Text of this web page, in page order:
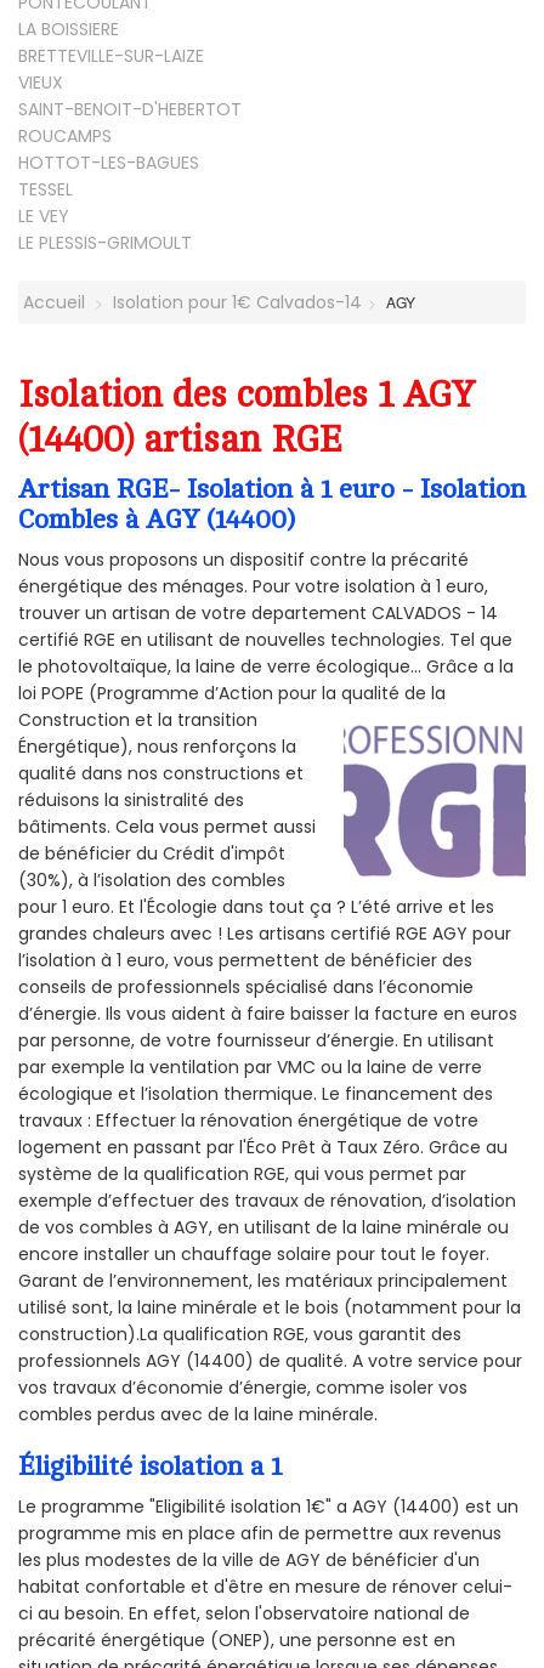
LA BOISSIERE
BRETTEVILLE-SUR-LAIZE
VIEUX
SAINT-BENOIT-D'HEBERTOT
ROUCAMPS
HOTTOT-LES-BAGUES
TESSEL
LE VEY
LE PLESSIS-GRIMOULT
Accueil Isolation pour 1€ Calvados-14 AGY
Isolation des combles 1 AGY
(14400) artisan RGE
Artisan RGE- Isolation à 1 euro - Isolation
Combles à AGY (14400)
Nous vous proposons un dispositif contre la précarité
énergétique des ménages. Pour votre isolation à 1 euro,
trouver un artisan de votre departement CALVADOS - 14
certifié RGE en utilisant de nouvelles technologies. Tel que
le photovoltaïque, la laine de verre écologique... Grâce a la
loi POPE (Programme d’Action pour la qualité de la
Construction et la transition
Énergétique), nous renforçons la
qualité dans nos constructions et
réduisons la sinistralité des
bâtiments. Cela vous permet aussi
de bénéficier du Crédit d'impôt
(30%), à l’isolation des combles
pour 1 euro. Et l'Écologie dans tout ça ? L’été arrive et les
grandes chaleurs avec ! Les artisans certifié RGE AGY pour
l’isolation à 1 euro, vous permettent de bénéficier des
conseils de professionnels spécialisé dans l’économie
d’énergie. Ils vous aident à faire baisser la facture en euros
par personne, de votre fournisseur d’énergie. En utilisant
par exemple la ventilation par VMC ou la laine de verre
écologique et l’isolation thermique. Le financement des
travaux : Effectuer la rénovation énergétique de votre
logement en passant par l'Éco Prêt à Taux Zéro. Grâce au
système de la qualification RGE, qui vous permet par
exemple d’effectuer des travaux de rénovation, d’isolation
de vos combles à AGY, en utilisant de la laine minérale ou
encore installer un chauffage solaire pour tout le foyer.
Garant de l’environnement, les matériaux principalement
utilisé sont, la laine minérale et le bois (notamment pour la
construction).La qualification RGE, vous garantit des
professionnels AGY (14400) de qualité. A votre service pour
vos travaux d’économie d’énergie, comme isoler vos
combles perdus avec de la laine minérale.
Éligibilité isolation a 1
Le programme "Eligibilité isolation 1€" a AGY (14400) est un
programme mis en place afin de permettre aux revenus
les plus modestes de la ville de AGY de bénéficier d'un
habitat confortable et d'être en mesure de rénover celui-
ci au besoin. En effet, selon l'observatoire national de
précarité énergétique (ONEP), une personne est en